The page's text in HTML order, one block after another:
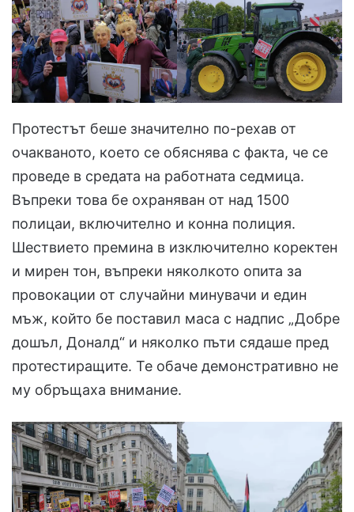
Протестът беше значително по-рехав от
очакваното, което се обяснява с факта, че се
проведе в средата на работната седмица.
Въпреки това бе охраняван от над 1500
полицаи, включително и конна полиция.
Шествието премина в изключително коректен
и мирен тон, въпреки няколкото опита за
провокации от случайни минувачи и един
мъж, който бе поставил маса с надпис „Добре
дошъл, Доналд“ и няколко пъти сядаше пред
протестиращите. Те обаче демонстративно не
му обръщаха внимание.